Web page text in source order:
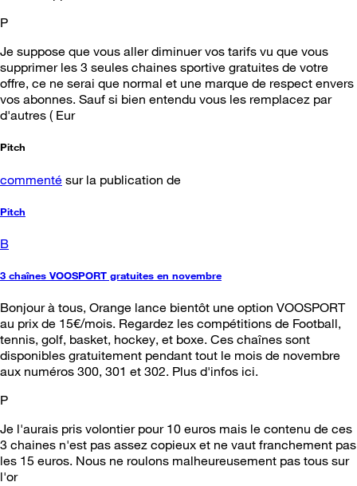
P
Je suppose que vous aller diminuer vos tarifs vu que vous
supprimer les 3 seules chaines sportive gratuites de votre
offre, ce ne serai que normal et une marque de respect envers
vos abonnes. Sauf si bien entendu vous les remplacez par
d'autres ( Eur
Pitch
commenté sur la publication de
Pitch
B
3 chaînes VOOSPORT gratuites en novembre
Bonjour à tous, Orange lance bientôt une option VOOSPORT
au prix de 15€/mois. Regardez les compétitions de Football,
tennis, golf, basket, hockey, et boxe. Ces chaînes sont
disponibles gratuitement pendant tout le mois de novembre
aux numéros 300, 301 et 302. Plus d'infos ici.
P
Je l'aurais pris volontier pour 10 euros mais le contenu de ces
3 chaines n'est pas assez copieux et ne vaut franchement pas
les 15 euros. Nous ne roulons malheureusement pas tous sur
l'or